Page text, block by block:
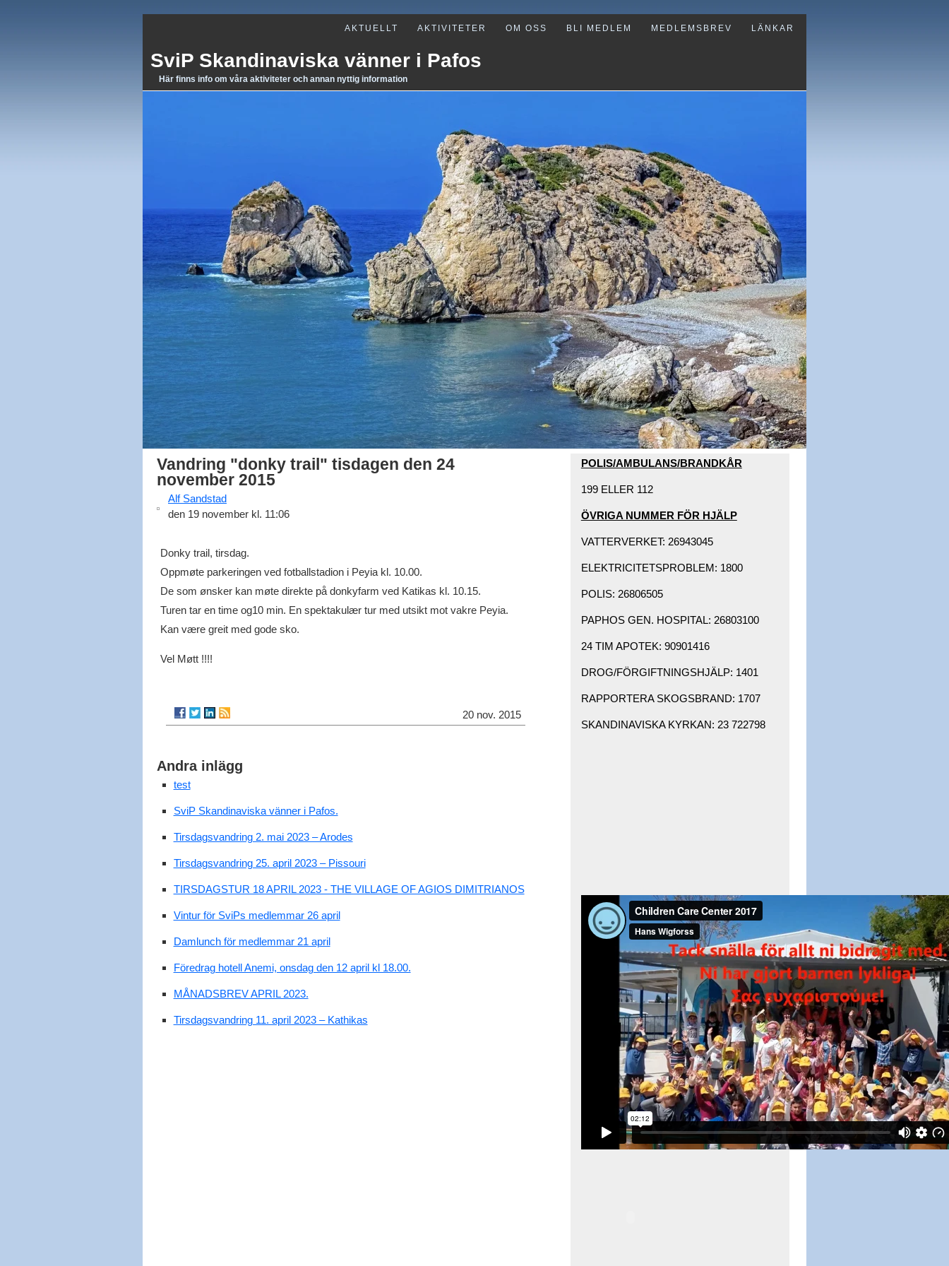
AKTUELLT AKTIVITETER OM OSS BLI MEDLEM MEDLEMSBREV LÄNKAR
SviP Skandinaviska vänner i Pafos
Här finns info om våra aktiviteter och annan nyttig information
Vandring "donky trail" tisdagen den 24
november 2015
AlfSandstad
den 19 november kl. 11:06
Donky trail, tirsdag.
Oppmøte parkeringen ved fotballstadion i Peyia kl. 10.00.
De som ønsker kan møte direkte på donkyfarm ved Katikas kl. 10.15.
Turen tar en time og10 min. En spektakulær tur med utsikt mot vakre Peyia.
Kan være greit med gode sko.
Vel Møtt !!!!
20 nov. 2015
Andra inlägg
test
SviP Skandinaviska vänner i Pafos.
Tirsdagsvandring 2. mai 2023 – Arodes
Tirsdagsvandring 25. april 2023 – Pissouri
TIRSDAGSTUR 18 APRIL 2023 - THE VILLAGE OF AGIOS DIMITRIANOS
Vintur för SviPs medlemmar 26 april
Damlunch för medlemmar 21 april
Föredrag hotell Anemi, onsdag den 12 april kl 18.00.
MÅNADSBREV APRIL 2023.
Tirsdagsvandring 11. april 2023 – Kathikas
POLIS/AMBULANS/BRANDKÅR​
199 ELLER 112​
ÖVRIGA NUMMER FÖR HJÄLP​
VATTERVERKET: 26943045 ​
ELEKTRICITETSPROBLEM: 1800 ​
POLIS: 26806505 ​
PAPHOS GEN. HOSPITAL: 26803100 ​
24 TIM APOTEK: 90901416 ​
DROG/FÖRGIFTNINGSHJÄLP: 1401 ​
RAPPORTERA SKOGSBRAND: 1707 ​
SKANDINAVISKA KYRKAN: 23 722798 ​